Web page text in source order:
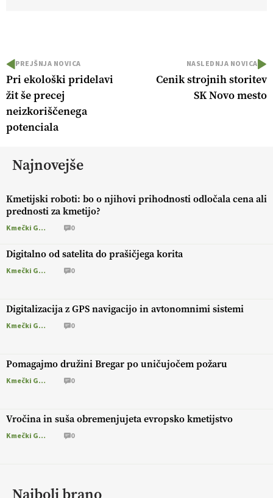
PREJŠNJA NOVICA
Pri ekološki pridelavi
žit še precej
neizkoriščenega
potenciala
NASLEDNJA NOVICA
Cenik strojnih storitev
SK Novo mesto
Najnovejše
Kmetijski roboti: bo o njihovi prihodnosti odločala cena ali
prednosti za kmetijo?
Kmečki Glas 0
Digitalno od satelita do prašičjega korita
Kmečki Glas 0
Digitalizacija z GPS navigacijo in avtonomnimi sistemi
Kmečki Glas 0
Pomagajmo družini Bregar po uničujočem požaru
Kmečki Glas 0
Vročina in suša obremenjujeta evropsko kmetijstvo
Kmečki Glas 0